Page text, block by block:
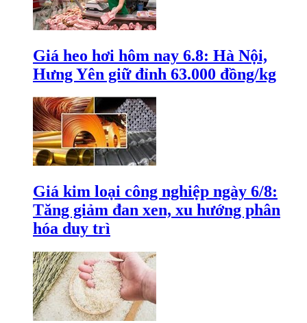
Giá heo hơi hôm nay 6.8: Hà Nội,
Hưng Yên giữ đỉnh 63.000 đồng/kg
Giá kim loại công nghiệp ngày 6/8:
Tăng giảm đan xen, xu hướng phân
hóa duy trì